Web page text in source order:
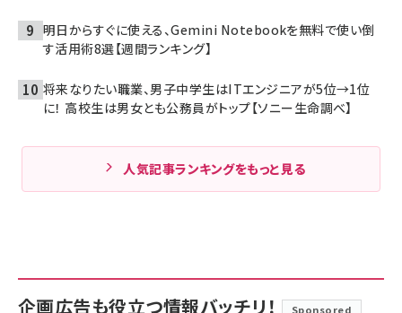
明日からすぐに使える、Gemini Notebookを無料で使い倒
す活用術8選【週間ランキング】
将来なりたい職業、男子中学生はITエンジニアが5位→1位
に！ 高校生は男女とも公務員がトップ【ソニー生命調べ】
人気記事ランキングをもっと見る
企画広告も役立つ情報バッチリ！ Sponsored